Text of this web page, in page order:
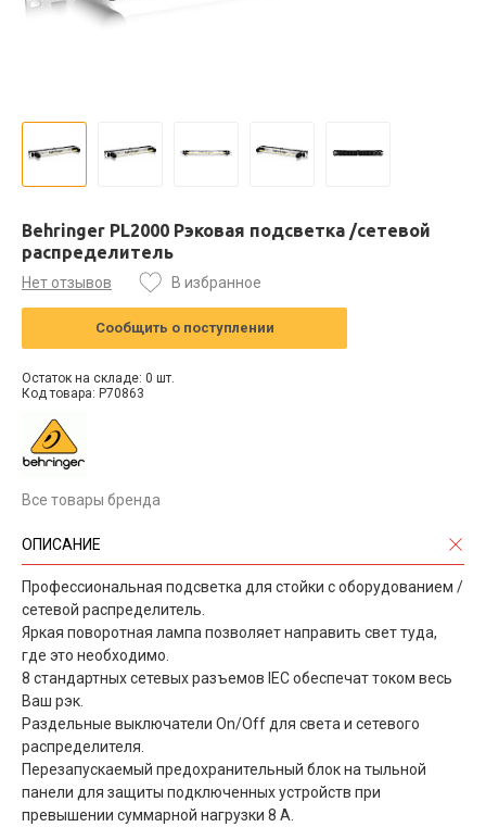
Behringer PL2000 Рэковая подсветка /сетевой
распределитель
Нет отзывов В избранное
Сообщить о поступлении
Остаток на складе: 0 шт.
Код товара: P70863
Все товары бренда
ОПИСАНИЕ
Профессиональная подсветка для стойки с оборудованием /
сетевой распределитель.
Яркая поворотная лампа позволяет направить свет туда,
где это необходимо.
8 стандартных сетевых разъемов IEC обеспечат током весь
Ваш рэк.
Раздельные выключатели On/Off для света и сетевого
распределителя.
Перезапускаемый предохранительный блок на тыльной
панели для защиты подключенных устройств при
превышении суммарной нагрузки 8 А.